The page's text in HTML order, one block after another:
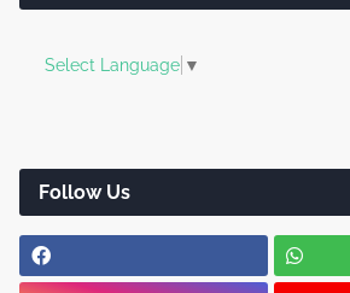
Select Language ▼
Follow Us